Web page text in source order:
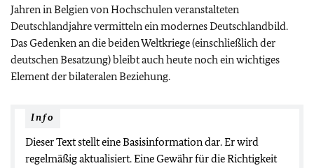
Jahren in Belgien von Hochschulen veranstalteten
Deutschlandjahre vermitteln ein modernes Deutschlandbild.
Das Gedenken an die beiden Weltkriege (einschließlich der
deutschen Besatzung) bleibt auch heute noch ein wichtiges
Element der bilateralen Beziehung.
Info
Dieser Text stellt eine Basisinformation dar. Er wird
regelmäßig aktualisiert. Eine Gewähr für die Richtigkeit